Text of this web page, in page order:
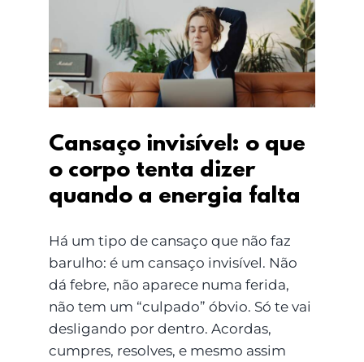
Cansaço invisível: o
que o corpo tenta dizer
quando a energia falta
Cansaço invisível: o que
o corpo tenta dizer
quando a energia falta
Há um tipo de cansaço que não faz
barulho: é um cansaço invisível. Não
dá febre, não aparece numa ferida,
não tem um “culpado” óbvio. Só te vai
desligando por dentro. Acordas,
cumpres, resolves, e mesmo assim